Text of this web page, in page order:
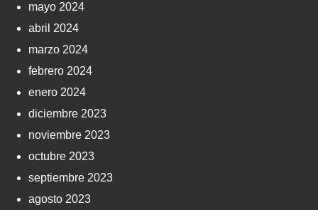
mayo 2024
abril 2024
marzo 2024
febrero 2024
enero 2024
diciembre 2023
noviembre 2023
octubre 2023
septiembre 2023
agosto 2023